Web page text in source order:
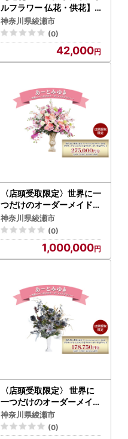
ルフラワー 仏花・供花】
百合とシンビジウムの墓花
（左右1対セット）
神奈川県綾瀬市
(0)
42,000
〈店頭受取限定〉世界に一
つだけのオーダーメイドフ
ラワー あーとみゆき 枯れ
ないお花（造花・アーティ
フィシャルフラワー）で作
るフラワーアレンジメント
をフルオーダーするチケッ
神奈川県綾瀬市
(0)
1,000,000
〈店頭受取限定〉 世界に
一つだけのオーダーメイド
フラワー あーとみゆき 枯
れないお花 造花 アーティ
フィシャルフラワー で作
神奈川県綾瀬市
(0)